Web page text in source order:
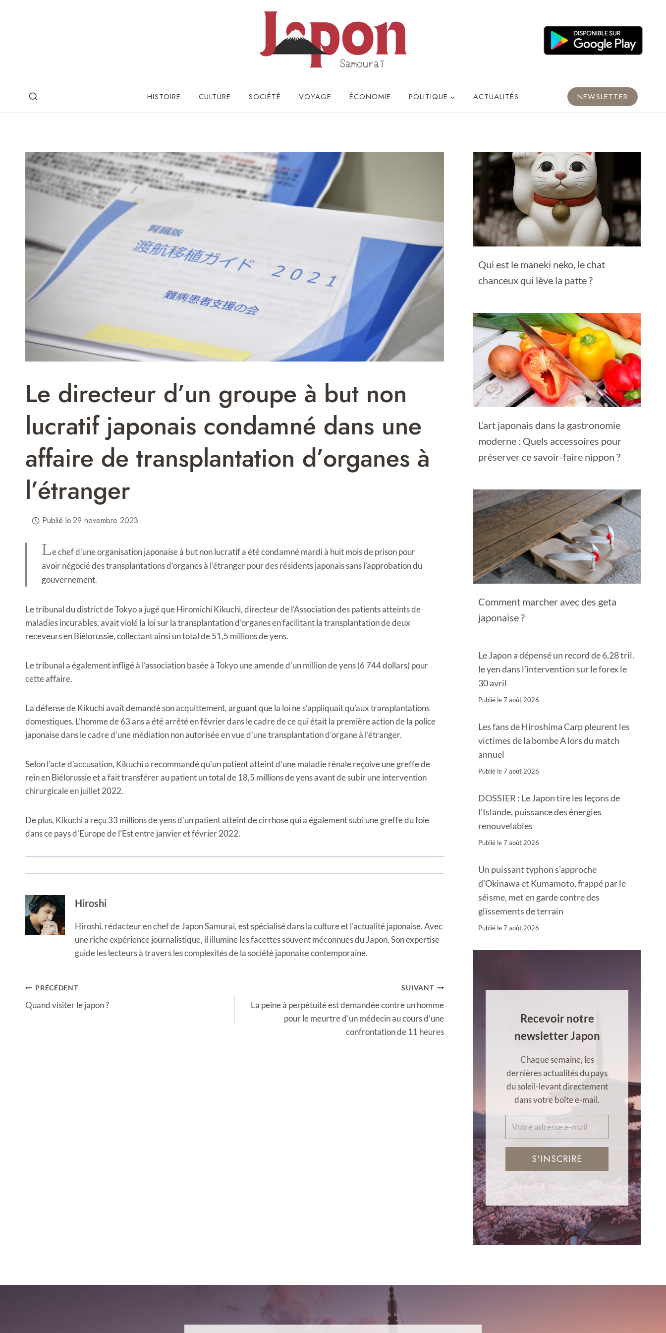
HISTOIRE CULTURE SOCIÉTÉ VOYAGE ÉCONOMIE POLITIQUE ACTUALITÉS NEWSLETTER
Le directeur d’un groupe à but non
lucratif japonais condamné dans une
affaire de transplantation d’organes à
l’étranger
Publié le29 novembre 2023
Le chef d’une organisation japonaise à but non lucratif a été condamné mardi à huit mois de prison pour
avoir négocié des transplantations d’organes à l’étranger pour des résidents japonais sans l’approbation du
gouvernement.
Le tribunal du district de Tokyo a jugé que Hiromichi Kikuchi, directeur de l’Association des patients atteints de
maladies incurables, avait violé la loi sur la transplantation d’organes en facilitant la transplantation de deux
receveurs en Biélorussie, collectant ainsi un total de 51,5 millions de yens.
Le tribunal a également infligé à l’association basée à Tokyo une amende d’un million de yens (6 744 dollars) pour
cette affaire.
La défense de Kikuchi avait demandé son acquittement, arguant que la loi ne s’appliquait qu’aux transplantations
domestiques. L’homme de 63 ans a été arrêté en février dans le cadre de ce qui était la première action de la police
japonaise dans le cadre d’une médiation non autorisée en vue d’une transplantation d’organe à l’étranger.
Selon l’acte d’accusation, Kikuchi a recommandé qu’un patient atteint d’une maladie rénale reçoive une greffe de
rein en Biélorussie et a fait transférer au patient un total de 18,5 millions de yens avant de subir une intervention
chirurgicale en juillet 2022.
De plus, Kikuchi a reçu 33 millions de yens d’un patient atteint de cirrhose qui a également subi une greffe du foie
dans ce pays d’Europe de l’Est entre janvier et février 2022.
Hiroshi
Hiroshi, rédacteur en chef de Japon Samurai, est spécialisé dans la culture et l'actualité japonaise. Avec
une riche expérience journalistique, il illumine les facettes souvent méconnues du Japon. Son expertise
guide les lecteurs à travers les complexités de la société japonaise contemporaine.
Navigation
de
PRÉCÉDENT
Quand visiter le japon ?
SUIVANT
La peine à perpétuité est demandée contre un homme
pour le meurtre d’un médecin au cours d’une
confrontation de 11 heures
Qui est le maneki neko, le chat
chanceux qui lève la patte ?
L’art japonais dans la gastronomie
moderne : Quels accessoires pour
préserver ce savoir-faire nippon ?
Comment marcher avec des geta
japonaise ?
Le Japon a dépensé un record de 6,28 tril.
le yen dans l’intervention sur le forex le
30 avril
Publié le7 août 2026
Les fans de Hiroshima Carp pleurent les
victimes de la bombe A lors du match
annuel
Publié le7 août 2026
DOSSIER : Le Japon tire les leçons de
l’Islande, puissance des énergies
renouvelables
Publié le7 août 2026
Un puissant typhon s’approche
d’Okinawa et Kumamoto, frappé par le
séisme, met en garde contre des
glissements de terrain
Publié le7 août 2026
Recevoir notre
newsletter Japon
Chaque semaine, les
dernières actualités du pays
du soleil-levant directement
dans votre boîte e-mail.
S'INSCRIRE